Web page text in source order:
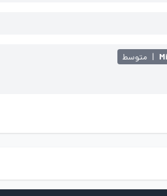
| متوسط